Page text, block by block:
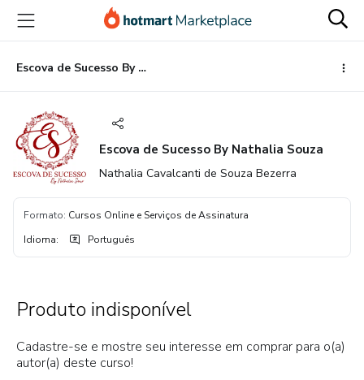
para
conteúdo
principal
para
pagamento
para
rodapé
Escova de Sucesso By Nathalia Souza
Escova de Sucesso By Nathalia Souza
Nathalia Cavalcanti de Souza Bezerra
Formato: Cursos Online e Serviços de Assinatura
Idioma: Português
Produto indisponível
Cadastre-se e mostre seu interesse em comprar para o(a)
autor(a) deste curso!